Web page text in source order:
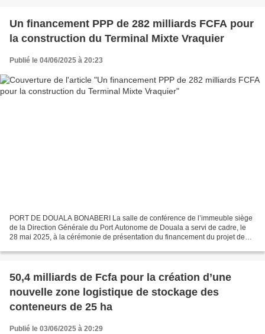
Un financement PPP de 282 milliards FCFA pour
la construction du Terminal Mixte Vraquier
Publié le 04/06/2025 à 20:23
PORT DE DOUALA BONABERI La salle de conférence de l’immeuble siège
de la Direction Générale du Port Autonome de Douala a servi de cadre, le
28 mai 2025, à la cérémonie de présentation du financement du projet de
50,4 milliards de Fcfa pour la création d’une
nouvelle zone logistique de stockage des
conteneurs de 25 ha
Publié le 03/06/2025 à 20:29